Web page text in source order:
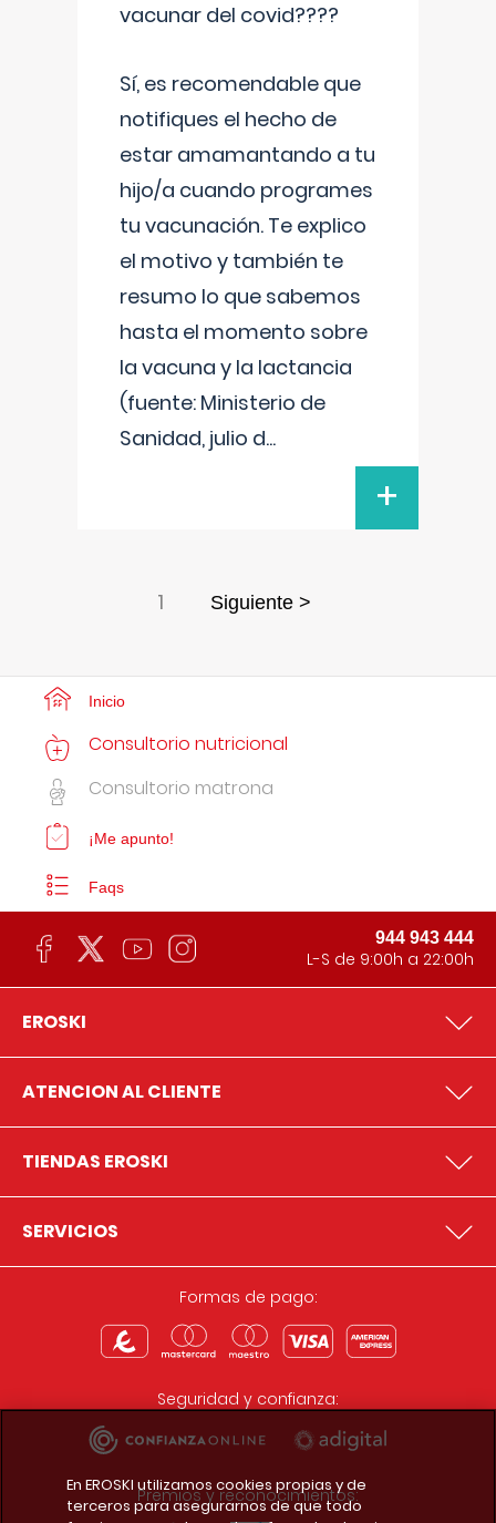
vacunar del covid????
Sí, es recomendable que
notifiques el hecho de
estar amamantando a tu
hijo/a cuando programes
tu vacunación. Te explico
el motivo y también te
resumo lo que sabemos
hasta el momento sobre
la vacuna y la lactancia
(fuente: Ministerio de
Sanidad, julio d...
+
1 Siguiente >
Inicio
Consultorio nutricional
Consultorio matrona
¡Me apunto!
Faqs
944 943 444
L-S de 9:00h a 22:00h
EROSKI
ATENCION AL CLIENTE
TIENDAS EROSKI
SERVICIOS
Formas de pago:
Seguridad y confianza:
Premios y reconocimientos:
En EROSKI utilizamos cookies propias y de
terceros para asegurarnos de que todo